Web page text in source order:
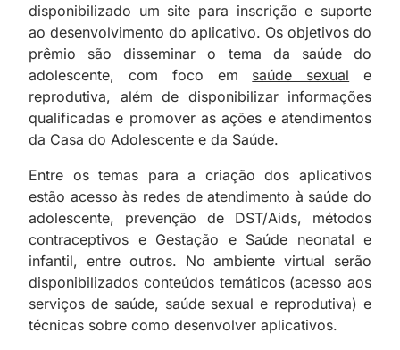
disponibilizado um site para inscrição e suporte
ao desenvolvimento do aplicativo. Os objetivos do
prêmio são disseminar o tema da saúde do
adolescente, com foco em saúde sexual e
reprodutiva, além de disponibilizar informações
qualificadas e promover as ações e atendimentos
da Casa do Adolescente e da Saúde.
Entre os temas para a criação dos aplicativos
estão acesso às redes de atendimento à saúde do
adolescente, prevenção de DST/Aids, métodos
contraceptivos e Gestação e Saúde neonatal e
infantil, entre outros. No ambiente virtual serão
disponibilizados conteúdos temáticos (acesso aos
serviços de saúde, saúde sexual e reprodutiva) e
técnicas sobre como desenvolver aplicativos.